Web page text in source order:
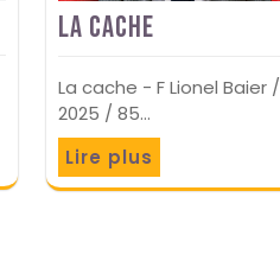
La Cache
La cache - F Lionel Baier /
2025 / 85…
Lire plus